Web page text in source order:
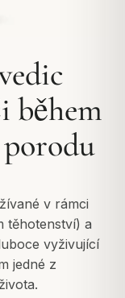
během
v rámci
těhotenství) a
vyživující
jedné z